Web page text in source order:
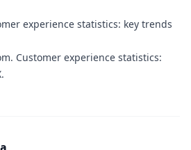
experience statistics: key trends
Customer experience statistics: